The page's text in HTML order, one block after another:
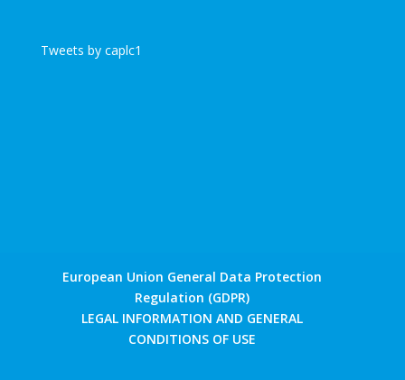
Tweets by caplc1
European Union General Data Protection
Regulation (GDPR)
LEGAL INFORMATION AND GENERAL
CONDITIONS OF USE